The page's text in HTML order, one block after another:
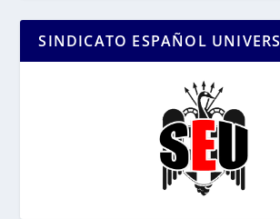
SINDICATO ESPAÑOL